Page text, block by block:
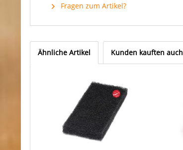
Fragen zum Artikel?
Ähnliche Artikel Kunden kauften auch